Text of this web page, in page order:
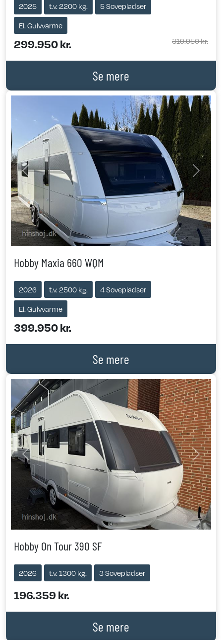
2025 t.v. 2200 kg.
5 Sovepladser
El. Gulvvarme
299.950 kr. 319.950 kr.
Se mere
Previous Next
Hobby Maxia 660 WQM
2026 t.v. 2500 kg.
4 Sovepladser
El. Gulvvarme
399.950 kr.
Se mere
Previous Next
Hobby On Tour 390 SF
2026 t.v. 1300 kg. 3 Sovepladser
196.359 kr.
Se mere